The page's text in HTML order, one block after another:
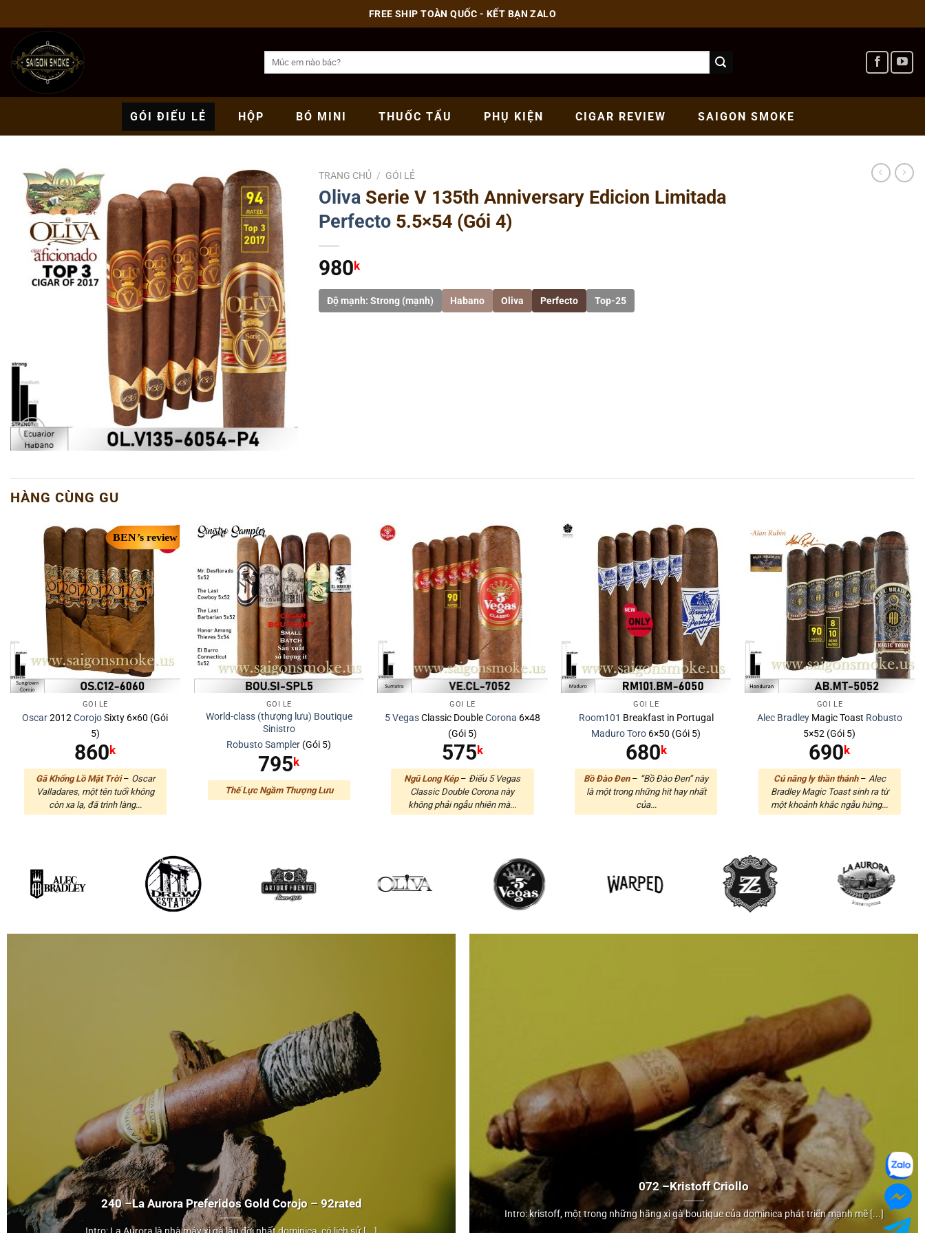
qua
dung
FREE SHIP TOÀN QUỐC - KẾT BẠN ZALO
GÓI ĐIẾU LẺ HỘP BÓ MINI THUỐC TẨU PHỤ KIỆN CIGAR REVIEW SAIGON SMOKE
TRANG CHỦ / GÓI LẺ
Oliva Serie V 135th Anniversary Edicion Limitada
Perfecto 5.5×54 (Gói 4)
980 k
Độ mạnh: Strong (mạnh) Habano Oliva Perfecto Top-25
HÀNG CÙNG GU
GÓI LẺ
Oscar2012CorojoSixty 6×60 (Gói
5)
860 k
Gã Khổng Lồ Mặt Trời– Oscar
Valladares, một tên tuổi không
còn xa lạ, đã trình làng...
GÓI LẺ
World-class (thượng lưu) Boutique
Sinistro
RobustoSampler (Gói 5)
795 k
Thế Lực Ngầm Thượng Lưu
GÓI LẺ
5 VegasClassic DoubleCorona 6×48
(Gói 5)
575 k
Ngũ Long Kép– Điếu 5 Vegas
Classic Double Corona này
không phải ngẫu nhiên mà...
GÓI LẺ
Room101 Breakfast in Portugal
MaduroToro 6×50 (Gói 5)
680 k
Bồ Đào Đen– “Bồ Đào Đen” này
là một trong những hit hay nhất
của...
GÓI LẺ
Alec BradleyMagic Toast Robusto
5×52 (Gói 5)
690 k
Cú nâng ly thần thánh– Alec
Bradley Magic Toast sinh ra từ
một khoảnh khắc ngẫu hứng...
La Aurora
Preferidos Gold
Corojo
240 –La AuroraPreferidos Gold Corojo– 92rated
Kristoff
Criollo
072 –Kristoff Criollo
Intro: kristoff, một trong những hãng xì gà boutique của dominica phát triển mạnh mẽ [...]